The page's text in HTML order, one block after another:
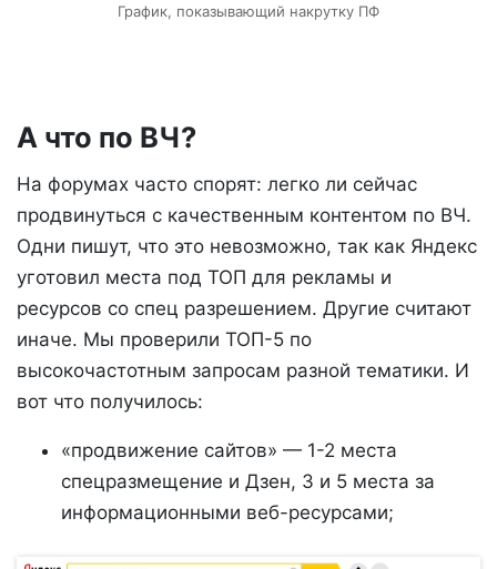
График, показывающий накрутку ПФ
А что по ВЧ?
На форумах часто спорят: легко ли сейчас
продвинуться с качественным контентом по ВЧ.
Одни пишут, что это невозможно, так как Яндекс
уготовил места под ТОП для рекламы и
ресурсов со спец разрешением. Другие считают
иначе. Мы проверили ТОП-5 по
высокочастотным запросам разной тематики. И
вот что получилось:
«продвижение сайтов» — 1-2 места
спецразмещение и Дзен, 3 и 5 места за
информационными веб-ресурсами;